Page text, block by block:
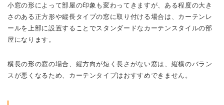
小窓の形によって部屋の印象も変わってきますが、ある程度の大き
さのある正方形や縦長タイプの窓に取り付ける場合は、カーテンレ
ールを上部に設置することでスタンダードなカーテンスタイルの部
屋になります。
横長の形の窓の場合、縦方向が短く長さがない窓は、縦横のバラン
スが悪くなるため、カーテンタイプはおすすめできません。